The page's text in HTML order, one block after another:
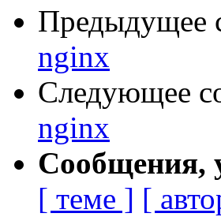
Предыдущее
nginx
Следующее
nginx
Сообщения,
[ теме ] [